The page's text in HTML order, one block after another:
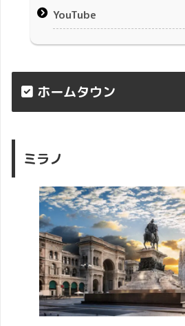
YouTube
ホームタウン
ミラノ